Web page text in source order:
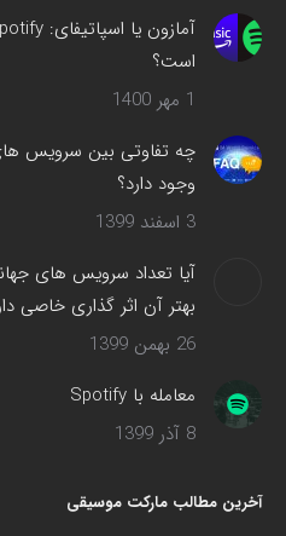
می‌شود
است؟
1 مهر 1400
چه تفاوتی بین سرویس
وجود دارد؟
3 اسفند 1399
آیا تعداد سرویس های
بهتر آن اثر گذاری خاصی
26 بهمن 1399
معامله با Spotify
8 آذر 1399
آخرین مطالب مارکت موسیقی